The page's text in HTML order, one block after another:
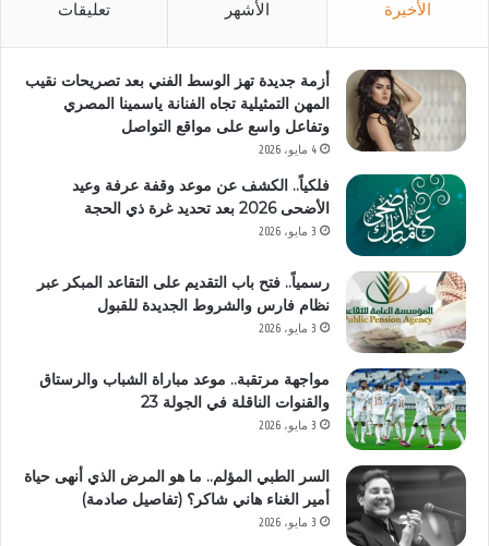
الأخيرة الأشهر تعليقات
أزمة جديدة تهز الوسط الفني بعد تصريحات نقيب
المهن التمثيلية تجاه الفنانة ياسمينا المصري
وتفاعل واسع على مواقع التواصل
4 مايو، 2026
فلكياً.. الكشف عن موعد وقفة عرفة وعيد
الأضحى 2026 بعد تحديد غرة ذي الحجة
3 مايو، 2026
رسمياً.. فتح باب التقديم على التقاعد المبكر عبر
نظام فارس والشروط الجديدة للقبول
3 مايو، 2026
مواجهة مرتقبة.. موعد مباراة الشباب والرستاق
والقنوات الناقلة في الجولة 23
3 مايو، 2026
السر الطبي المؤلم.. ما هو المرض الذي أنهى حياة
أمير الغناء هاني شاكر؟ (تفاصيل صادمة)
3 مايو، 2026